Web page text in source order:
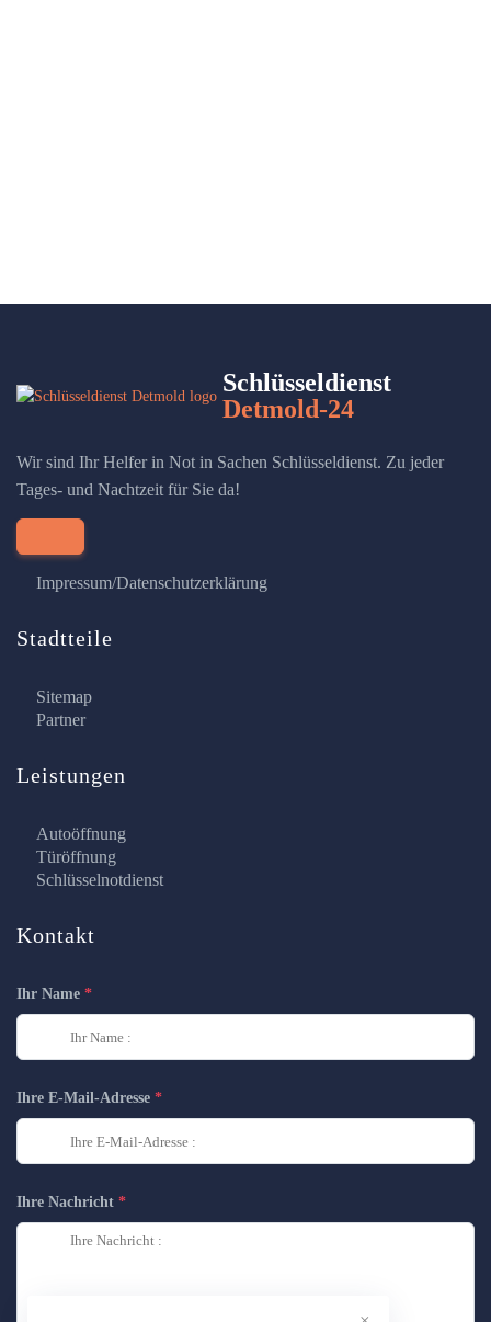
Schlüsseldienst
Detmold-24
Wir sind Ihr Helfer in Not in Sachen Schlüsseldienst. Zu jeder
Tages- und Nachtzeit für Sie da!
Impressum/Datenschutzerklärung
Stadtteile
Sitemap
Partner
Leistungen
Autoöffnung
Türöffnung
Schlüsselnotdienst
Kontakt
Ihr Name
Ihre E-Mail-Adresse
Ihre Nachricht